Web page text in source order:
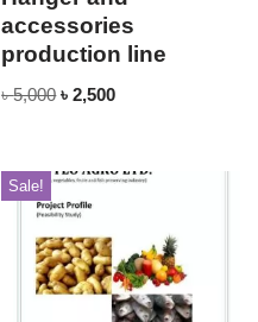
accessories
production line
৳5,000 ৳2,500
Sale!